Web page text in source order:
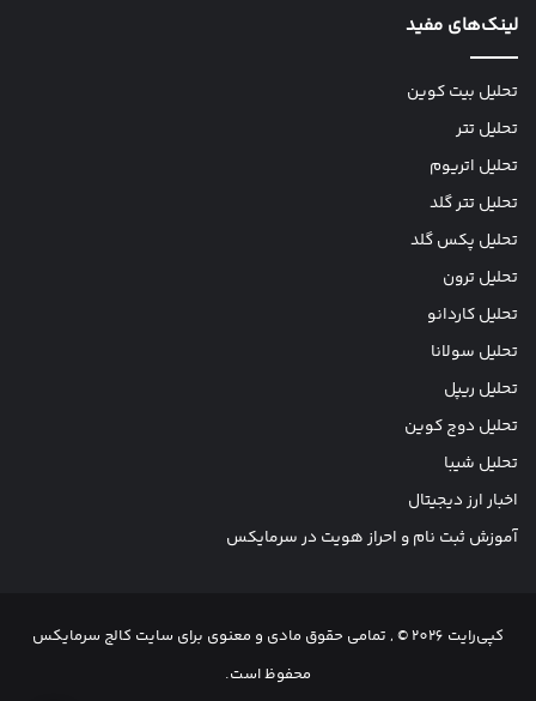
لینک‌های مفید
تحلیل بیت کوین
تحلیل تتر
تحلیل اتریوم
تحلیل تتر گلد
تحلیل پکس گلد
تحلیل ترون
تحلیل کاردانو
تحلیل سولانا
تحلیل ریپل
تحلیل دوج کوین
تحلیل شیبا
اخبار ارز دیجیتال
آموزش ثبت نام و احراز هویت در سرمایکس
کپی‌رایت 2026 © , تمامی حقوق مادی و معنوی برای سایت کالج سرمایکس
محفوظ است.